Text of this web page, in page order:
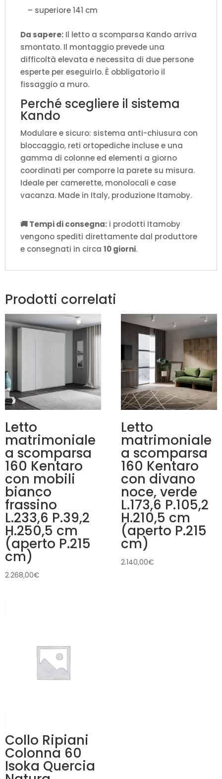
– superiore 141 cm
Da sapere: Il letto a scomparsa Kando arriva
smontato. Il montaggio prevede una
difficoltà elevata e necessita di due persone
esperte per eseguirlo. È obbligatorio il
fissaggio a muro.
Perché scegliere il sistema
Kando
Modulare e sicuro: sistema anti-chiusura con
bloccaggio, reti ortopediche incluse e una
gamma di colonne ed elementi a giorno
coordinati per comporre la parete su misura.
Ideale per camerette, monolocali e case
vacanza. Made in Italy, produzione Itamoby.
🚚 Tempi di consegna: i prodotti Itamoby
vengono spediti direttamente dal produttore
e consegnati in circa 10 giorni.
Prodotti correlati
Letto
matrimoniale
a scomparsa
160 Kentaro
con mobili
bianco
frassino
L.233,6 P.39,2
H.250,5 cm
(aperto P.215
cm)
2.268,00€
Letto
matrimoniale
a scomparsa
160 Kentaro
con divano
noce, verde
L.173,6 P.105,2
H.210,5 cm
(aperto P.215
cm)
2.140,00€
Collo Ripiani
Colonna 60
Isoka Quercia